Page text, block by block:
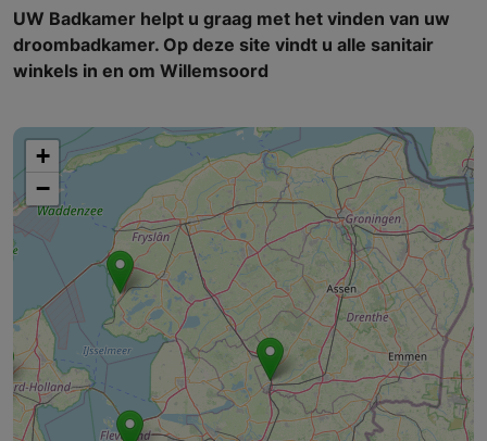
UW Badkamer helpt u graag met het vinden van uw
droombadkamer. Op deze site vindt u alle sanitair
winkels in en om Willemsoord
+
−